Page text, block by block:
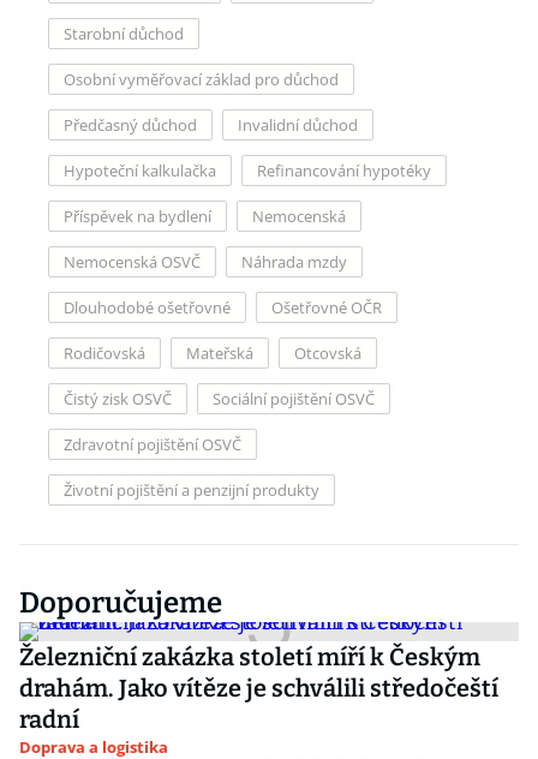
Starobní důchod
Osobní vyměřovací základ pro důchod
Předčasný důchod Invalidní důchod
Hypoteční kalkulačka Refinancování hypotéky
Příspěvek na bydlení Nemocenská
Nemocenská OSVČ Náhrada mzdy
Dlouhodobé ošetřovné Ošetřovné OČR
Rodičovská Mateřská Otcovská
Čistý zisk OSVČ Sociální pojištění OSVČ
Zdravotní pojištění OSVČ
Životní pojištění a penzijní produkty
Doporučujeme
Železniční zakázka století míří k Českým
drahám. Jako vítěze je schválili středočeští
radní
Doprava a logistika